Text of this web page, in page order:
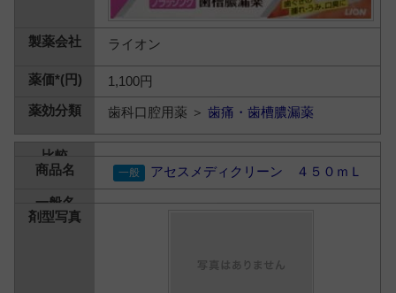
ライオン
1,100円
歯科口腔用薬 ＞歯痛・歯槽膿漏薬
アセスメディクリーン ４５０ｍＬ